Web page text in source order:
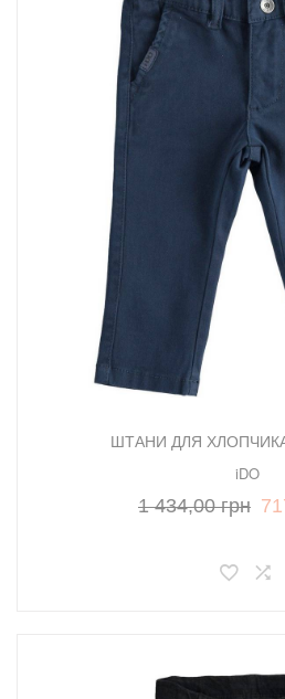
ШТАНИ ДЛЯ
iDO
1 434,00 грн